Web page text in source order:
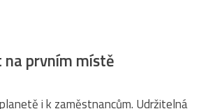
prvním místě
i k zaměstnancům. Udržitelná